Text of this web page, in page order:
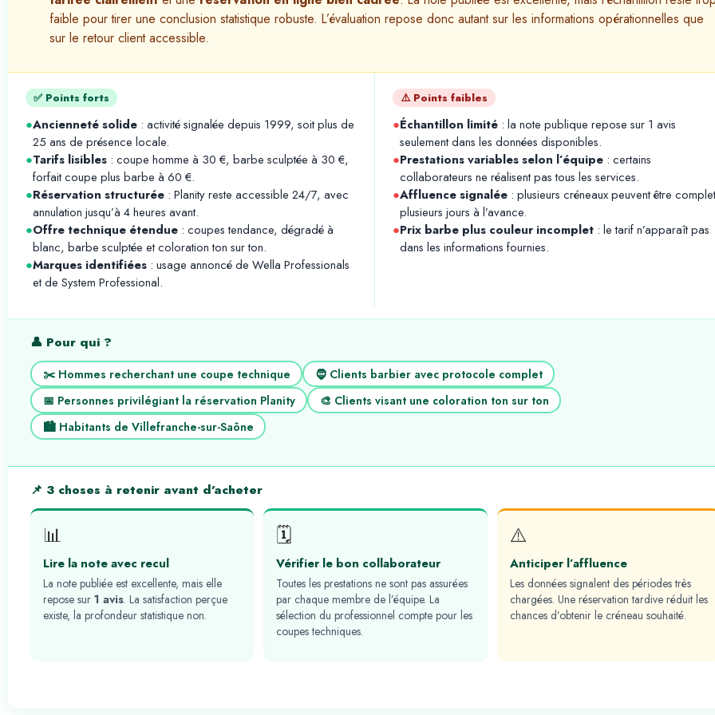
faible pour tirer une conclusion statistique robuste. L’évaluation repose donc autant sur les informations opérationnelles que
sur le retour client accessible.
✅ Points forts
●Ancienneté solide : activité signalée depuis 1999, soit plus de
25 ans de présence locale.
●Tarifs lisibles : coupe homme à 30 €, barbe sculptée à 30 €,
forfait coupe plus barbe à 60 €.
●Réservation structurée : Planity reste accessible 24/7, avec
annulation jusqu’à 4 heures avant.
●Offre technique étendue : coupes tendance, dégradé à
blanc, barbe sculptée et coloration ton sur ton.
●Marques identifiées : usage annoncé de Wella Professionals
et de System Professional.
⚠️ Points faibles
●Échantillon limité : la note publique repose sur 1 avis
seulement dans les données disponibles.
●Prestations variables selon l’équipe : certains
collaborateurs ne réalisent pas tous les services.
●Affluence signalée : plusieurs créneaux peuvent être
plusieurs jours à l’avance.
●Prix barbe plus couleur incomplet : le tarif n’apparaît pas
dans les informations fournies.
👤 Pour qui ?
✂️ Hommes recherchant une coupe technique
🧔 Clients barbier avec protocole complet
📅 Personnes privilégiant la réservation Planity
🎨 Clients visant une coloration ton sur ton
🏙️ Habitants de Villefranche-sur-Saône
📌 3 choses à retenir avant d’acheter
📊
Lire la note avec recul
La note publiée est excellente, mais elle
repose sur 1 avis. La satisfaction perçue
existe, la profondeur statistique non.
🗓️
Vérifier le bon collaborateur
Toutes les prestations ne sont pas assurées
par chaque membre de l’équipe. La
sélection du professionnel compte pour les
coupes techniques.
⚠️
Anticiper l’affluence
Les données signalent des périodes très
chargées. Une réservation tardive réduit les
chances d’obtenir le créneau souhaité.